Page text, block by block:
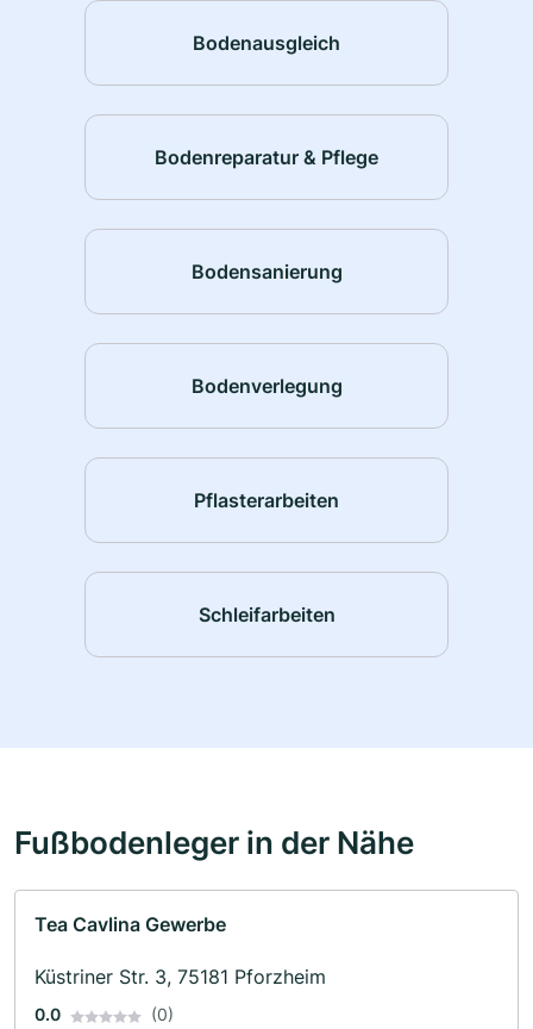
Bodenausgleich
Bodenreparatur & Pflege
Bodensanierung
Bodenverlegung
Pflasterarbeiten
Schleifarbeiten
Fußbodenleger in der Nähe
Tea Cavlina Gewerbe
Küstriner Str. 3, 75181 Pforzheim
0.0 (0)